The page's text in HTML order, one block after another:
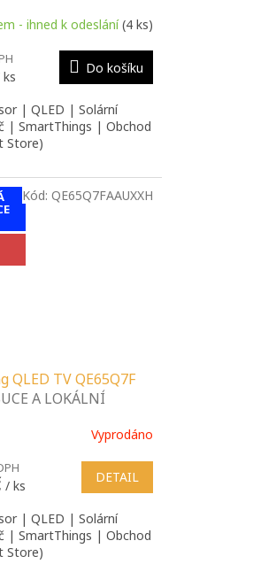
R
M
A
| PORADENSTVÍ |
& MONTÁŽNÍ
- ihned k odeslání(4 ks)
Do košíku
| QLED | Solární
| SmartThings | Obchod
Store)
QLED TV QE65Q7F
A LOKÁLNÍ
| PORADENSTVÍ |
& MONTÁŽNÍ
Vyprodáno
/ ks
DETAIL
| QLED | Solární
| SmartThings | Obchod
Store)
Kód: QE65Q7FAAUXXH